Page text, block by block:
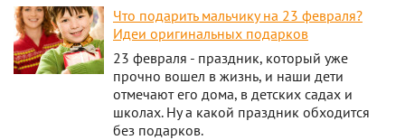
Что подарить мальчику на 23 февраля?
Идеи оригинальных подарков
23 февраля - праздник, который уже
прочно вошел в жизнь, и наши дети
отмечают его дома, в детских садах и
школах. Ну а какой праздник обходится
без подарков.